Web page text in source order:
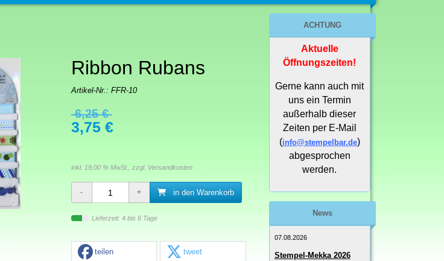
Ribbon Rubans
Artikel-Nr.: FFR-10
6,25 €
3,75 €
inkl. 19,00 % MwSt., zzgl. Versandkosten
in den Warenkorb
Lieferzeit: 4 bis 6 Tage
teilen tweet
ACHTUNG
Aktuelle
Öffnungszeiten!
Gerne kann auch mit
uns ein Termin
außerhalb dieser
Zeiten per E-Mail
(info@stempelbar.de)
abgesprochen
werden.
News
07.08.2026
Stempel-Mekka 2026